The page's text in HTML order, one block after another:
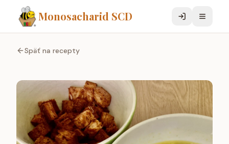
Monosacharid SCD
Späť na recepty